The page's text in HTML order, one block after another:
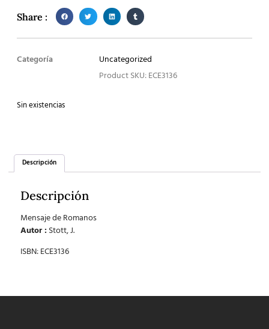
Share :
Categoría
Uncategorized
Product SKU: ECE3136
Sin existencias
Descripción
Descripción
Mensaje de Romanos
Autor :Stott, J.
ISBN: ECE3136